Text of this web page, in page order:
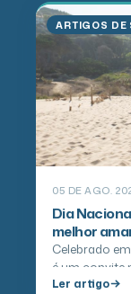
ARTIGOS DE
05 DE AGO.
Dia
melhor
Celebrado
é um convite
autocuidado e
Ler artigo